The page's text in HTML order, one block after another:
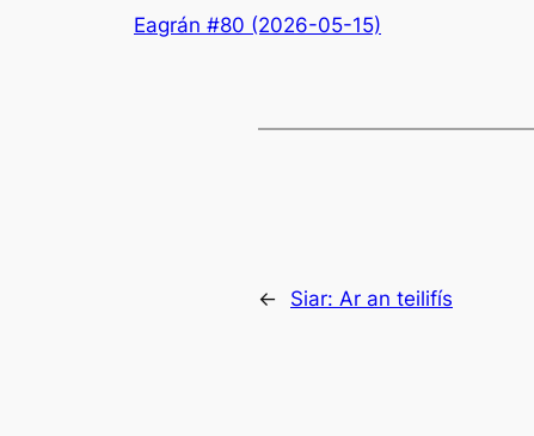
Eagrán #80 (2026-05-15)
← Siar: Ar an teilifís